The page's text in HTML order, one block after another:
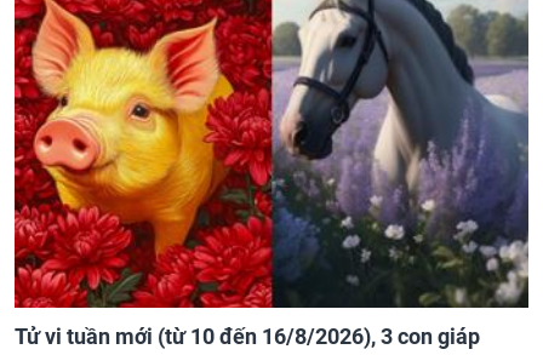
Tử vi tuần mới (từ 10 đến 16/8/2026), 3 con giáp